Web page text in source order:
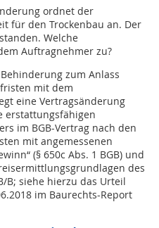
ordnet der
für den Trockenbau an. Der
Welche
Auftragnehmer zu?
zum Anlass
mit dem
eine Vertragsänderung
erstattungsfähigen
im BGB-Vertrag nach den
mit angemessenen
(§ 650c Abs. 1 BGB) und
des
B; siehe hierzu das Urteil
im Baurechts-Report